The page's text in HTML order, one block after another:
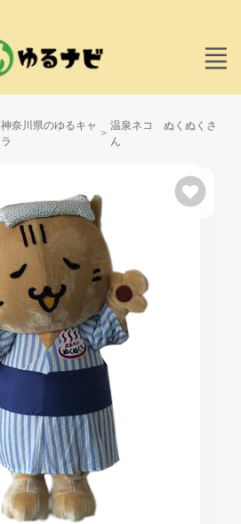
神奈川県のゆるキャ
ラ
温泉ネコ ぬくぬくさ
ん